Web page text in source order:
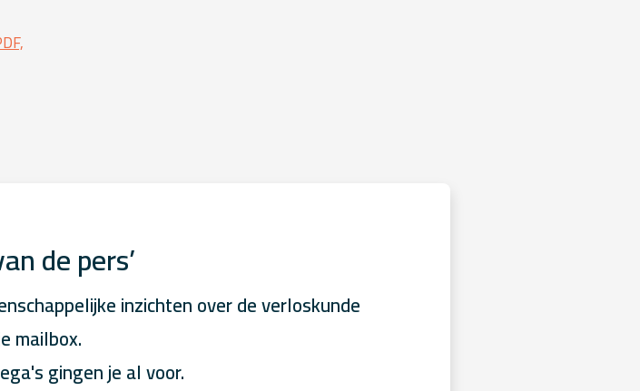
de pers’
inzichten over de verloskunde
mailbox.
gingen je al voor.